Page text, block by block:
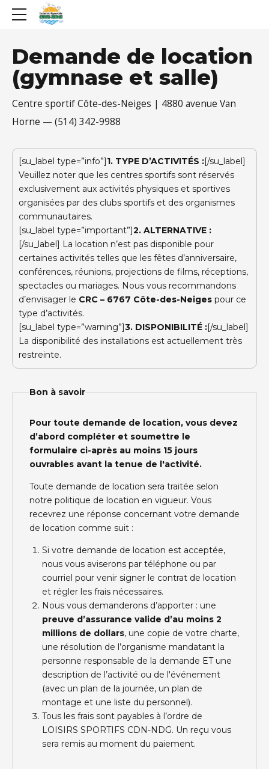
Demande de location
(gymnase et salle)
Centre sportif Côte-des-Neiges | 4880 avenue Van
Horne — (514) 342-9988
[su_label type=”info”] 1. TYPE D’ACTIVITÉS :[/su_label]
Veuillez noter que les centres sportifs sont réservés
exclusivement aux activités physiques et sportives
organisées par des clubs sportifs et des organismes
communautaires.
[su_label type=”important”]2. ALTERNATIVE :
[/su_label] La location n’est pas disponible pour
certaines activités telles que les fêtes d’anniversaire,
conférences, réunions, projections de films, réceptions,
spectacles ou mariages. Nous vous recommandons
d’envisager le CRC – 6767 Côte-des-Neiges pour ce
type d’activités.
[su_label type=”warning”]3. DISPONIBILITÉ :[/su_label]
La disponibilité des installations est actuellement très
restreinte.
Bon à savoir
Pour toute demande de location, vous devez
d’abord compléter et soumettre le
formulaire ci-après au moins 15 jours
ouvrables avant la tenue de l'activité.
Toute demande de location sera traitée selon
notre politique de location en vigueur. Vous
recevrez une réponse concernant votre demande
de location comme suit :
Si votre demande de location est acceptée,
nous vous aviserons par téléphone ou par
courriel pour venir signer le contrat de location
et régler les frais nécessaires.
Nous vous demanderons d’apporter : une
preuve d’assurance valide d’au moins 2
millions de dollars, une copie de votre charte,
une résolution de l’organisme mandatant la
personne responsable de la demande ET une
description de l’activité ou de l'événement
(avec un plan de la journée, un plan de
montage et une liste du personnel).
Tous les frais sont payables à l’ordre de
LOISIRS SPORTIFS CDN-NDG. Un reçu vous
sera remis au moment du paiement.